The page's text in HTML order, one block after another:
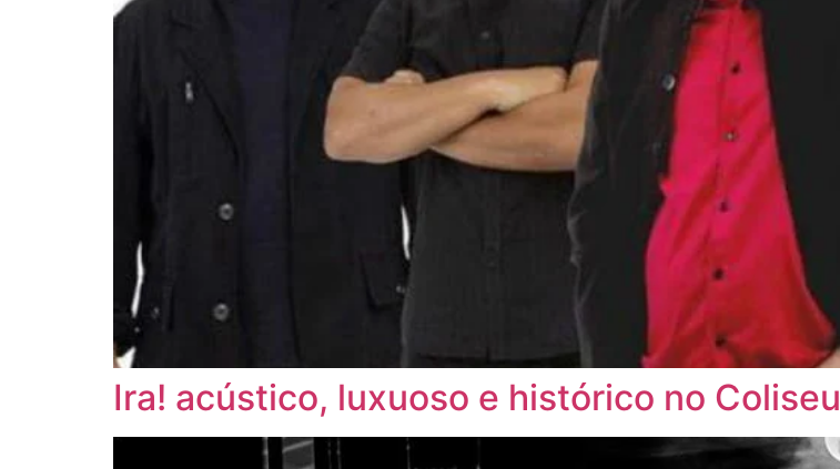
Ira! acústico, luxuoso e histórico no Coliseu